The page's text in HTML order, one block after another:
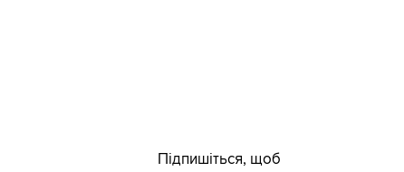
Підпишіться, щоб